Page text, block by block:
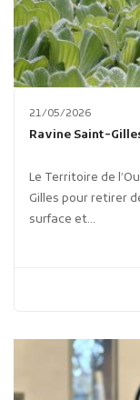
21/05/2026
Ravine Saint-
Le Territoire de
Gilles pour retirer
surface et...